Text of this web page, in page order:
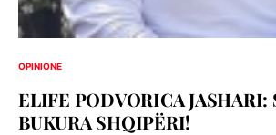
OPINIONE
ELIFE PODVORICA JASHARI:
BUKURA SHQIPËRI!